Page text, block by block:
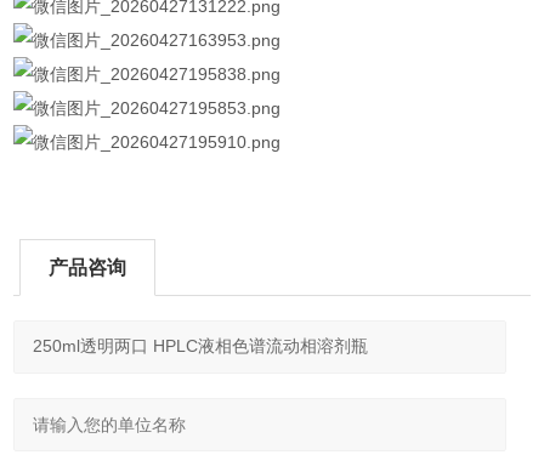
产品咨询